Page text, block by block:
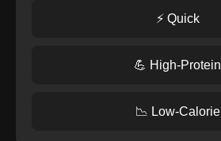
⚡ Quick
💪 High-Protein
📉 Low-Calorie